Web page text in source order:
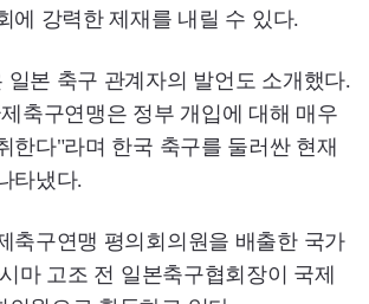
에 강력한 제재를 내릴 수 있다.
일본 축구 관계자의 발언도 소개했다.
축구연맹은 정부 개입에 대해 매우
한다"라며 한국 축구를 둘러싼 현재
타냈다.
축구연맹 평의회의원을 배출한 국가
마 고조 전 일본축구협회장이 국제